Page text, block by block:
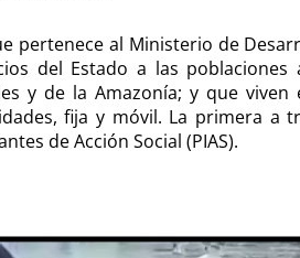
pertenece al Ministerio de
del Estado a las poblaciones
y de la Amazonía; y que
fija y móvil. La primera a
de Acción Social (PIAS).